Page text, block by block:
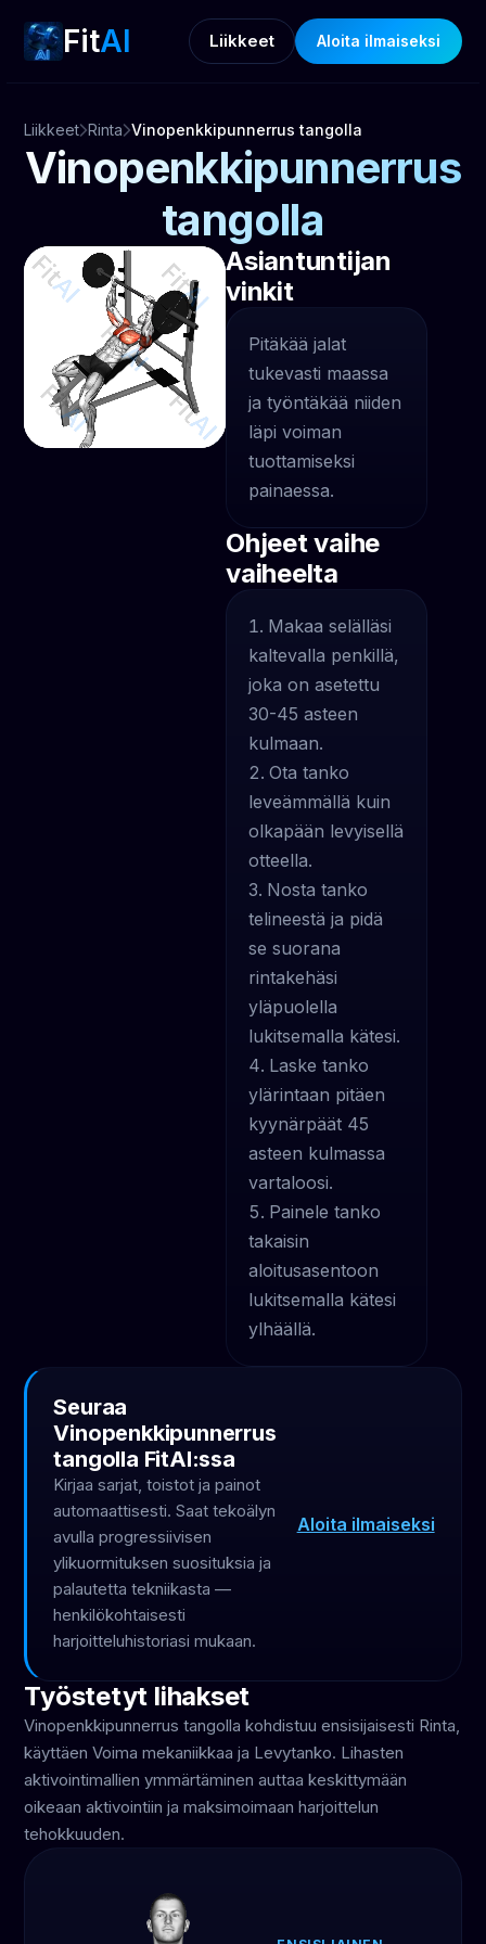
FitAI Liikkeet Aloita ilmaiseksi
Liikkeet Rinta Vinopenkkipunnerrus tangolla
Vinopenkkipunnerrus
tangolla
Asiantuntijan
vinkit
Pitäkää jalat
tukevasti maassa
ja työntäkää niiden
läpi voiman
tuottamiseksi
painaessa.
Ohjeet vaihe
vaiheelta
Makaa selälläsi
kaltevalla penkillä,
joka on asetettu
30-45 asteen
kulmaan.
Ota tanko
leveämmällä kuin
olkapään levyisellä
otteella.
Nosta tanko
telineestä ja pidä
se suorana
rintakehäsi
yläpuolella
lukitsemalla kätesi.
Laske tanko
ylärintaan pitäen
kyynärpäät 45
asteen kulmassa
vartaloosi.
Painele tanko
takaisin
aloitusasentoon
lukitsemalla kätesi
ylhäällä.
Seuraa
Vinopenkkipunnerrus
tangolla FitAI:ssa
Kirjaa sarjat, toistot ja painot
automaattisesti. Saat tekoälyn
avulla progressiivisen
ylikuormituksen suosituksia ja
palautetta tekniikasta —
henkilökohtaisesti
harjoitteluhistoriasi mukaan.
Aloita ilmaiseksi
Työstetyt lihakset
Vinopenkkipunnerrus tangolla kohdistuu ensisijaisesti Rinta,
käyttäen Voima mekaniikkaa ja Levytanko. Lihasten
aktivointimallien ymmärtäminen auttaa keskittymään
oikeaan aktivointiin ja maksimoimaan harjoittelun
tehokkuuden.